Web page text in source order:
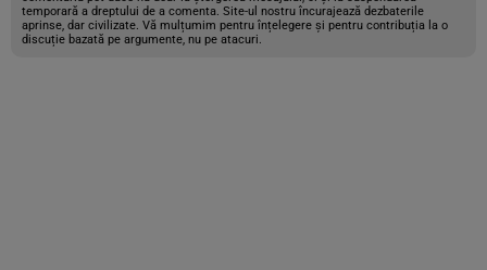
temporară a dreptului de a comenta. Site-ul nostru încurajează dezbaterile
aprinse, dar civilizate. Vă mulțumim pentru înțelegere și pentru contribuția la o
discuție bazată pe argumente, nu pe atacuri.